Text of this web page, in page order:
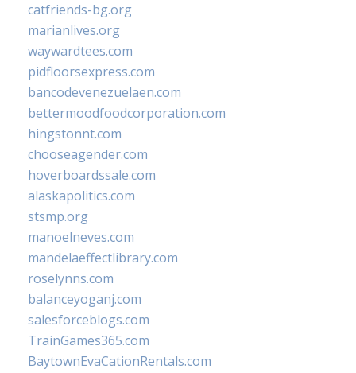
catfriends-bg.org
marianlives.org
waywardtees.com
pidfloorsexpress.com
bancodevenezuelaen.com
bettermoodfoodcorporation.com
hingstonnt.com
chooseagender.com
hoverboardssale.com
alaskapolitics.com
stsmp.org
manoelneves.com
mandelaeffectlibrary.com
roselynns.com
balanceyoganj.com
salesforceblogs.com
TrainGames365.com
BaytownEvaCationRentals.com